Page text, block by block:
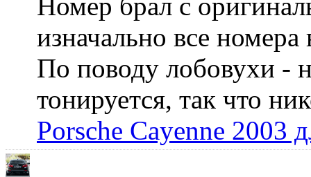
изначально все
По поводу лобовухи -
тонируется, так что
Porsche Cayenne 2003